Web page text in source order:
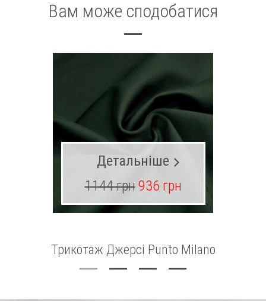
Вам може сподобатися
Трикотаж Джерсі Punto Milano
Детальніше
1144 грн936 грн